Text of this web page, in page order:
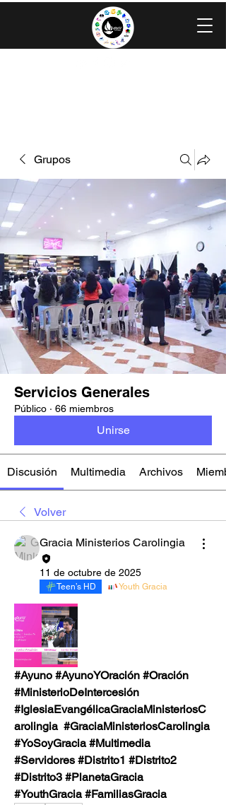
Grupos
Servicios Generales
Público · 66 miembros
Unirse
Discusión Multimedia Archivos
Volver
Gracia Ministerios Carolingia
11 de octubre de 2025
Teen’s HD Youth Gracia
#Ayuno #AyunoYOración #Oración
#MinisterioDeIntercesión
#IglesiaEvangélicaGraciaMinisteriosC
arolingia  #GraciaMinisteriosCarolingia
#YoSoyGracia #Multimedia
#Servidores #Distrito1 #Distrito2
#Distrito3 #PlanetaGracia
#YouthGracia #FamiliasGracia